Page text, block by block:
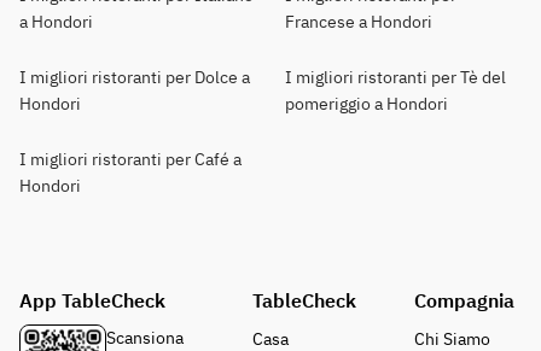
a Hondori
Francese a Hondori
I migliori ristoranti per Dolce a
Hondori
I migliori ristoranti per Tè del
pomeriggio a Hondori
I migliori ristoranti per Café a
Hondori
App TableCheck
Scansiona
TableCheck
Casa
Compagnia
Chi Siamo